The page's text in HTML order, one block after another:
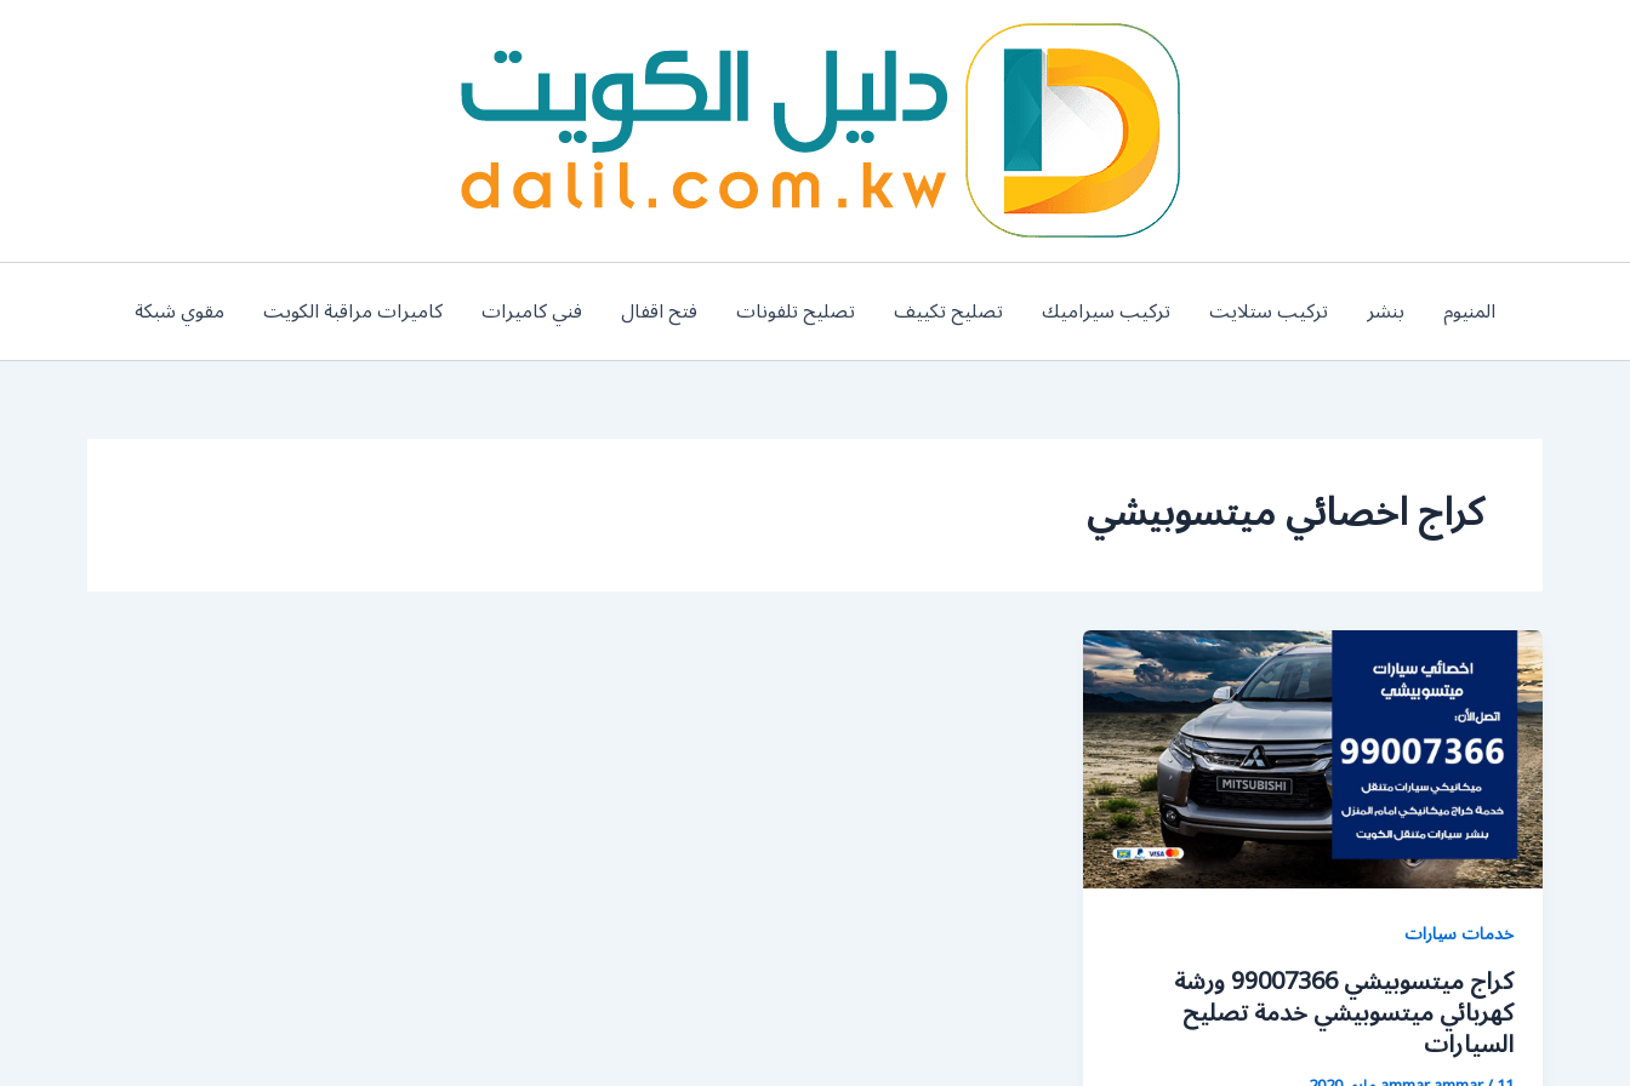
المنيوم بنشر تركيب ستلايت تركيب سيراميك تصليح تكييف تصليح تلفونات فتح اقفال فني كاميرات كاميرات مراقبة الكويت مقوي شبكة
كراج اخصائي ميتسوبيشي
خدمات سيارات
كراج ميتسوبيشي 99007366 ورشة
كهربائي ميتسوبيشي خدمة تصليح
السيارات